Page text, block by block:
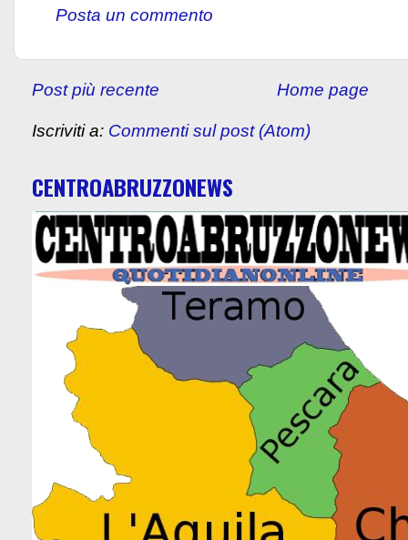
Posta un commento
Post più recente Home page
Iscriviti a: Commenti sul post (Atom)
CENTROABRUZZONEWS